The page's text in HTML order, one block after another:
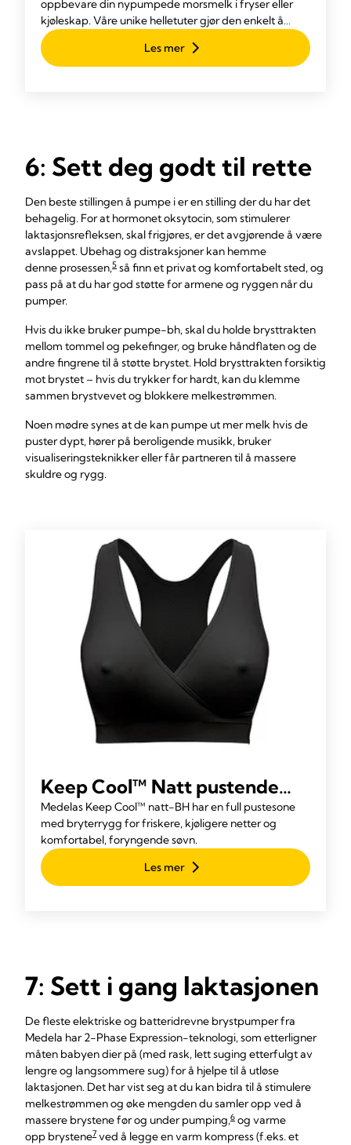
oppbevare din nypumpede morsmelk i fryser eller
kjøleskap. Våre unike helletuter gjør den enkelt å
bruke og gir en sølefri opplevelse.
Les mer
6: Sett deg godt til rette
Den beste stillingen å pumpe i er en stilling der du har det
behagelig. For at hormonet oksytocin, som stimulerer
laktasjonsrefleksen, skal frigjøres, er det avgjørende å være
avslappet. Ubehag og distraksjoner kan hemme
denne prosessen,5 så finn et privat og komfortabelt sted, og
pass på at du har god støtte for armene og ryggen når du
pumper.
Hvis du ikke bruker pumpe-bh, skal du holde brysttrakten
mellom tommel og pekefinger, og bruke håndflaten og de
andre fingrene til å støtte brystet. Hold brysttrakten forsiktig
mot brystet – hvis du trykker for hardt, kan du klemme
sammen brystvevet og blokkere melkestrømmen.
Noen mødre synes at de kan pumpe ut mer melk hvis de
puster dypt, hører på beroligende musikk, bruker
visualiseringsteknikker eller får partneren til å massere
skuldre og rygg.
Keep Cool™ Natt pustende
amme-BH
Medelas Keep Cool™ natt-BH har en full pustesone
med bryterrygg for friskere, kjøligere netter og
komfortabel, foryngende søvn.
Les mer
7: Sett i gang laktasjonen
De fleste elektriske og batteridrevne brystpumper fra
Medela har 2-Phase Expression-teknologi, som etterligner
måten babyen dier på (med rask, lett suging etterfulgt av
lengre og langsommere sug) for å hjelpe til å utløse
laktasjonen. Det har vist seg at du kan bidra til å stimulere
melkestrømmen og øke mengden du samler opp ved å
massere brystene før og under pumping,6 og varme
opp brystene7 ved å legge en varm kompress (f.eks. et